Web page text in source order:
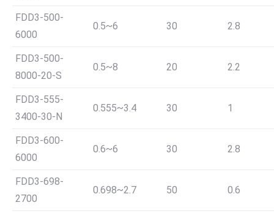
FDD3-500-
6000
0.5~6 30 2.8
FDD3-500-
8000-20-S
0.5~8 20 2.2
FDD3-555-
3400-30-N
0.555~3.4 30 1
FDD3-600-
6000
0.6~6 30 2.8
FDD3-698-
2700
0.698~2.7 50 0.6